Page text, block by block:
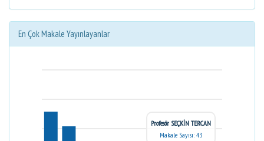
En Çok Makale Yayınlayanlar
Profesör SEÇKİN TERCAN
Makale Sayısı: 43